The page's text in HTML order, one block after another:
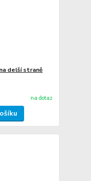
delší straně
na dotaz